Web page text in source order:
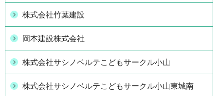
株式会社竹葉建設
岡本建設株式会社
株式会社サシノベルテこどもサークル小山
株式会社サシノベルテこどもサークル小山東城南